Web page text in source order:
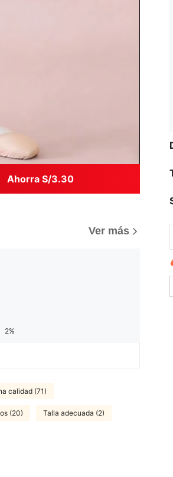
Ahorra S/3.30
Ver más
2%
calidad (71)
(20) Talla adecuada (2)